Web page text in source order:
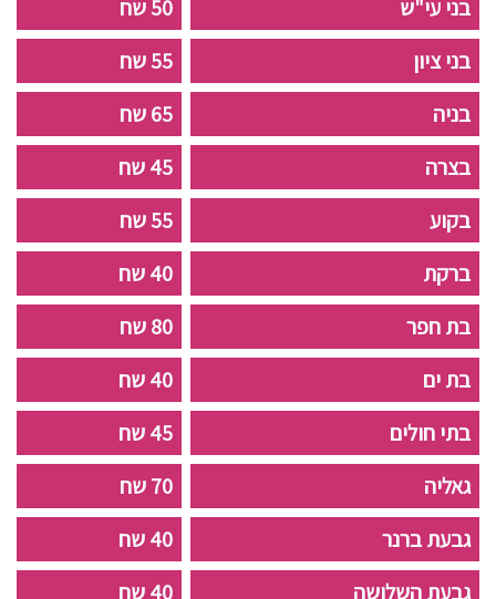
בני עי"ש
50 שח
בני ציון
55 שח
בניה
65 שח
בצרה
45 שח
בקוע
55 שח
ברקת
40 שח
בת חפר
80 שח
בת ים
40 שח
בתי חולים
45 שח
גאליה
70 שח
גבעת ברנר
40 שח
גבעת השלושה
40 שח